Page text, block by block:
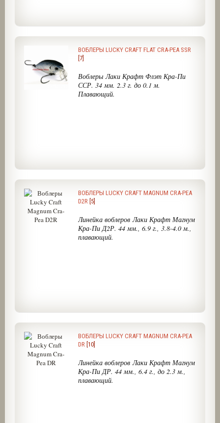
ВОБЛЕРЫ LUCKY CRAFT FLAT CRA-PEA SSR
[7]
Воблеры Лаки Крафт Флэт Кра-Пи
ССР. 34 мм. 2.3 г. до 0.1 м.
Плавающий.
ВОБЛЕРЫ LUCKY CRAFT MAGNUM CRA-PEA
D2R [5]
Линейка воблеров Лаки Крафт Магнум
Кра-Пи Д2Р. 44 мм., 6.9 г., 3.8-4.0 м.,
плавающий.
ВОБЛЕРЫ LUCKY CRAFT MAGNUM CRA-PEA
DR [10]
Линейка воблеров Лаки Крафт Магнум
Кра-Пи ДР. 44 мм., 6.4 г., до 2.3 м.,
плавающий.